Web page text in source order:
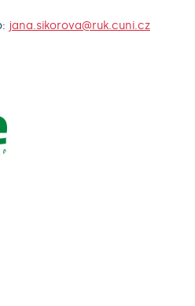
jana.sikorova@ruk.cuni.cz